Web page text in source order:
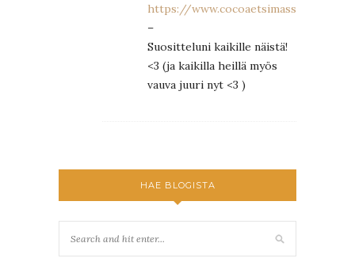
https://www.cocoaetsimassa.fi/
–
Suositteluni kaikille näistä!
<3 (ja kaikilla heillä myös
vauva juuri nyt <3 )
HAE BLOGISTA